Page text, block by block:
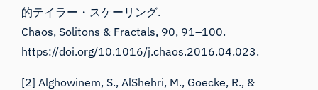
的テイラー・スケーリング.
Chaos, Solitons & Fractals, 90, 91–100.
https://doi.org/10.1016/j.chaos.2016.04.023.
[2] Alghowinem, S., AlShehri, M., Goecke, R., &